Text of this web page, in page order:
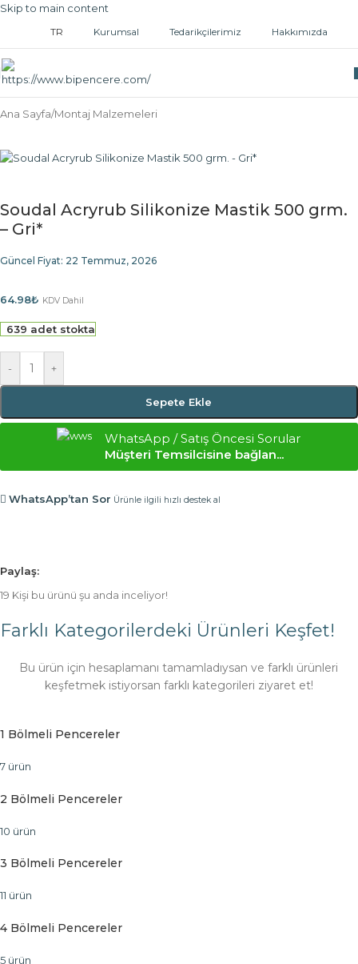
Skip to main content
TR Kurumsal Tedarikçilerimiz Hakkımızda
Ana Sayfa/Montaj Malzemeleri
Soudal Acryrub Silikonize Mastik 500 grm.
– Gri*
Güncel Fiyat: 22 Temmuz, 2026
64.98₺ KDV Dahil
639 adet stokta
- +
Sepete Ekle
WhatsApp / Satış Öncesi Sorular
Müşteri Temsilcisine bağlan...
WhatsApp’tan Sor Ürünle ilgili hızlı destek al
Paylaş:
19 Kişi bu ürünü şu anda inceliyor!
Farklı Kategorilerdeki Ürünleri Keşfet!
Bu ürün için hesaplamanı tamamladıysan ve farklı ürünleri
keşfetmek istiyorsan farklı kategorileri ziyaret et!
1 Bölmeli Pencereler
7 ürün
2 Bölmeli Pencereler
10 ürün
3 Bölmeli Pencereler
11 ürün
4 Bölmeli Pencereler
5 ürün